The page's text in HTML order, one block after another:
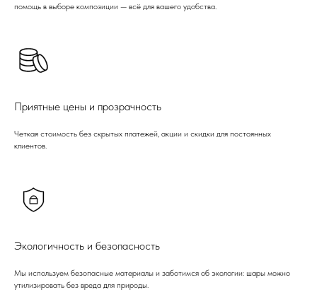
помощь в выборе композиции — всё для вашего удобства.
Приятные цены и прозрачность
Четкая стоимость без скрытых платежей, акции и скидки для постоянных
клиентов.
Экологичность и безопасность
Мы используем безопасные материалы и заботимся об экологии: шары можно
утилизировать без вреда для природы.